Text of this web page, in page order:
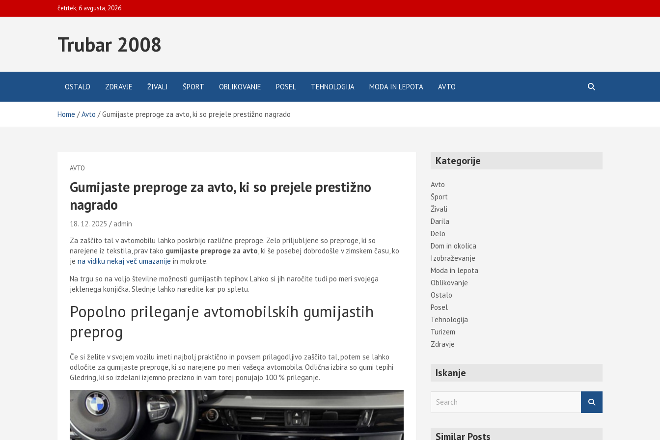
to
četrtek, 6 avgusta, 2026
Trubar 2008
OSTALO ZDRAVJE ŽIVALI ŠPORT OBLIKOVANJE POSEL TEHNOLOGIJA MODA IN LEPOTA AVTO
Home Avto Gumijaste preproge za avto, ki so prejele prestižno nagrado
AVTO
Gumijaste preproge za avto, ki so prejele prestižno
nagrado
18. 12. 2025
admin
Za zaščito tal v avtomobilu lahko poskrbijo različne preproge. Zelo priljubljene so preproge, ki so
narejene iz tekstila, prav tako gumijaste preproge za avto, ki še posebej dobrodošle v zimskem času, ko
je na vidiku nekaj več umazanije in mokrote.
Na trgu so na voljo številne možnosti gumijastih tepihov. Lahko si jih naročite tudi po meri svojega
jeklenega konjička. Slednje lahko naredite kar po spletu.
Popolno prileganje avtomobilskih gumijastih
preprog
Če si želite v svojem vozilu imeti najbolj praktično in povsem prilagodljivo zaščito tal, potem se lahko
odločite za gumijaste preproge, ki so narejene po meri vašega avtomobila. Odlična izbira so gumi tepihi
Gledring, ki so izdelani izjemno precizno in vam torej ponujajo 100 % prileganje.
Kategorije
Avto
Šport
Živali
Darila
Delo
Dom in okolica
Izobraževanje
Moda in lepota
Oblikovanje
Ostalo
Posel
Tehnologija
Turizem
Zdravje
Iskanje
Similar Posts